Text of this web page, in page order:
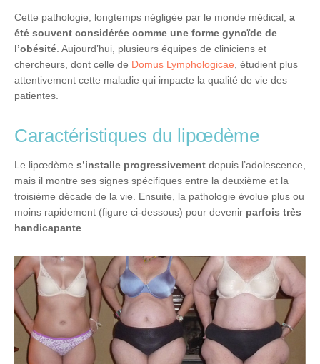
Cette pathologie, longtemps négligée par le monde médical, a
été souvent considérée comme une forme gynoïde de
l’obésité . Aujourd’hui, plusieurs équipes de cliniciens et
chercheurs, dont celle de Domus Lymphologicae , étudient plus
attentivement cette maladie qui impacte la qualité de vie des
patientes.
Caractéristiques du lipœdème
Le lipœdème s’installe progressivement depuis l’adolescence,
mais il montre ses signes spécifiques entre la deuxième et la
troisième décade de la vie. Ensuite, la pathologie évolue plus ou
moins rapidement (figure ci-dessous) pour devenir parfois très
handicapante